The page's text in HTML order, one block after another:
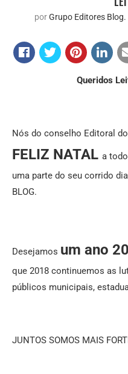
porGrupo Editores Blog.
Queridos
Nós do conselho Editoral
FELIZ NATAL a
uma parte do seu corrido
BLOG.
Desejamos um ano
que 2018 continuemos as
públicos municipais,
JUNTOS SOMOS MAIS